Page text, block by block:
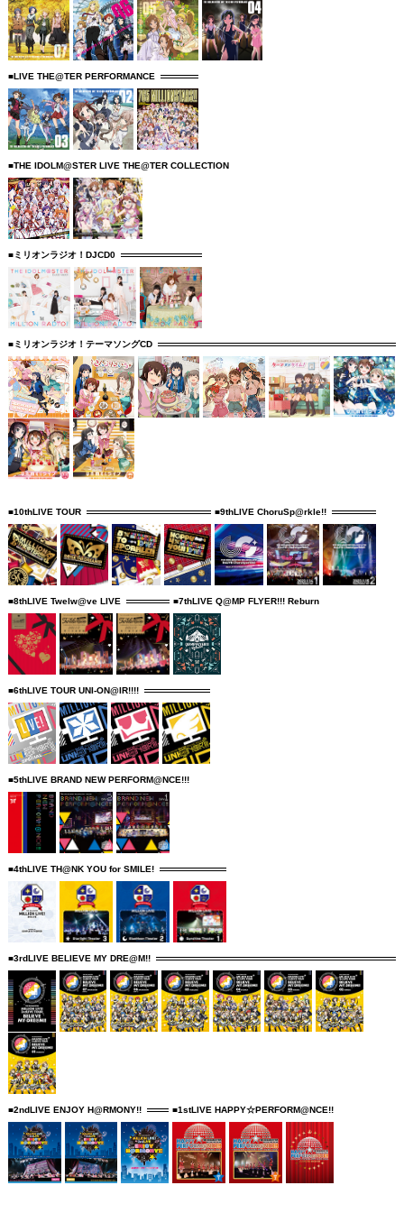
■LIVE THE@TER PERFORMANCE
■THE IDOLM@STER LIVE THE@TER COLLECTION
■ミリオンラジオ！DJCD0
■ミリオンラジオ！テーマソングCD
■10thLIVE TOUR ■9thLIVE ChoruSp@rkle!!
■8thLIVE Twelw@ve LIVE ■7thLIVE Q@MP FLYER!!! Reburn
■6thLIVE TOUR UNI-ON@IR!!!!
■5thLIVE BRAND NEW PERFORM@NCE!!!
■4thLIVE TH@NK YOU for SMILE!
■3rdLIVE BELIEVE MY DRE@M!!
■2ndLIVE ENJOY H@RMONY!! ■1stLIVE HAPPY☆PERFORM@NCE!!